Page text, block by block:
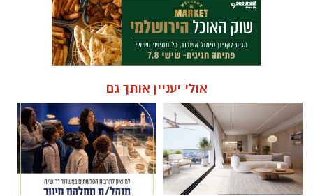
אולי יעניין אותך גם